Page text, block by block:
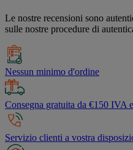
Le nostre recensioni sono
sulle nostre procedure di
Nessun minimo d'ordine
Consegna gratuita da €150 IVA
Servizio clienti a vostra